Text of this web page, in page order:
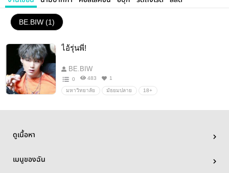
BE.BIW (1)
ไอ้รุ่นพี่!
BE.BIW
0 483 1
มหาวิทยาลัย มัธยมปลาย 18+
ดูเนื้อหา
เมนูของฉัน